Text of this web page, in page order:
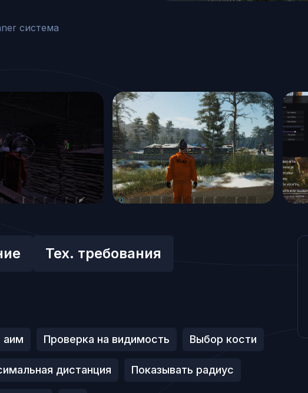
система
Тех. требования
аим Проверка на видимость Выбор кости
дистанция Показывать радиус